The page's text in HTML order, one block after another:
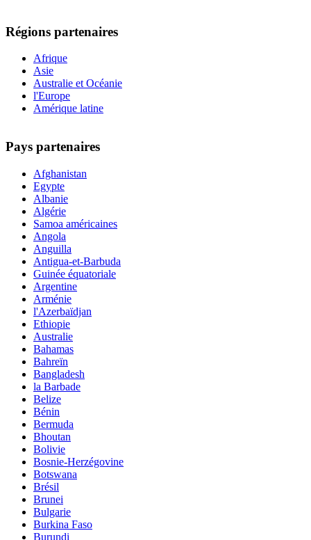
Régions partenaires
Afrique
Asie
Australie et Océanie
l'Europe
Amérique latine
Pays partenaires
Afghanistan
Egypte
Albanie
Algérie
Samoa américaines
Angola
Anguilla
Antigua-et-Barbuda
Guinée équatoriale
Argentine
Arménie
l'Azerbaïdjan
Ethiopie
Australie
Bahamas
Bahreïn
Bangladesh
la Barbade
Belize
Bénin
Bermuda
Bhoutan
Bolivie
Bosnie-Herzégovine
Botswana
Brésil
Brunei
Bulgarie
Burkina Faso
Burundi